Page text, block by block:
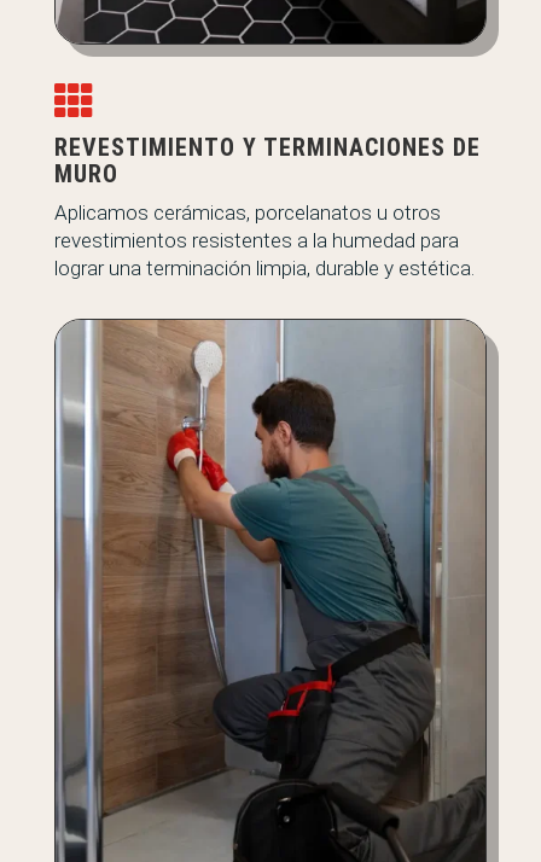

REVESTIMIENTO Y TERMINACIONES DE
MURO
Aplicamos cerámicas, porcelanatos u otros
revestimientos resistentes a la humedad para
lograr una terminación limpia, durable y estética.